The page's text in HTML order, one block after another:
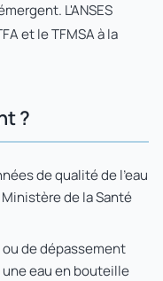
L'ANSES
et le TFMSA à la
?
de qualité de l'eau
de la Santé
ou de dépassement
eau en bouteille